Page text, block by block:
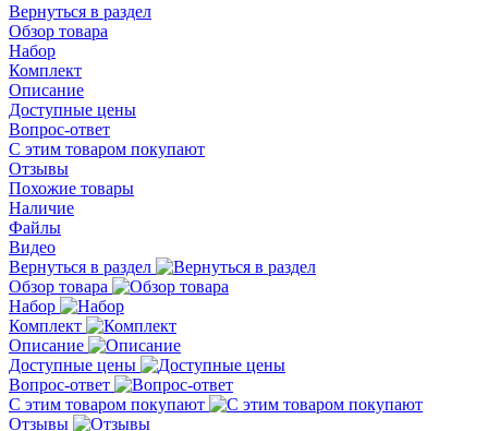
Вернуться в раздел
Обзор товара
Набор
Комплект
Описание
Доступные цены
Вопрос-ответ
С этим товаром покупают
Отзывы
Похожие товары
Наличие
Файлы
Видео
Вернуться в раздел
Обзор товара
Набор
Комплект
Описание
Доступные цены
Вопрос-ответ
С этим товаром покупают
Отзывы